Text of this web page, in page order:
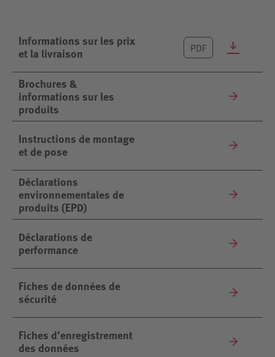
Informations sur les prix
et la livraison
PDF
Brochures &
informations sur les
produits
Instructions de montage
et de pose
Déclarations
environnementales de
produits (EPD)
Déclarations de
performance
Fiches de données de
sécurité
Fiches d'enregistrement
des données